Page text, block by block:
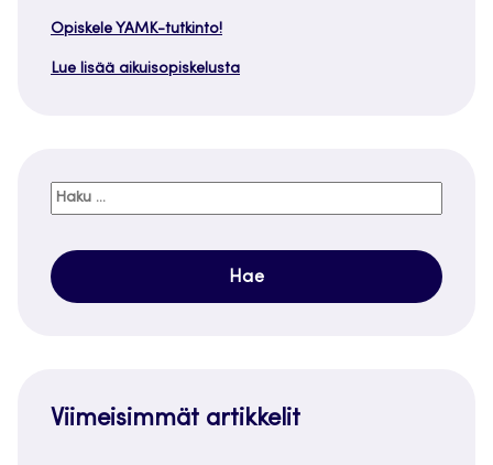
Opiskele YAMK-tutkinto!
Lue lisää aikuisopiskelusta
Haku:
Viimeisimmät artikkelit